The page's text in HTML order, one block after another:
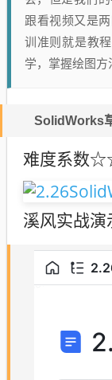
跟看视频又是
训准则就是教
学，掌握绘图方
SolidWorks
难度系数
溪风实战演